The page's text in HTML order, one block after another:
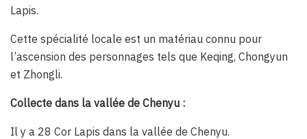
Lapis.
Cette spécialité locale est un matériau connu pour
l’ascension des personnages tels que Keqing, Chongyun
et Zhongli.
Collecte dans la vallée de Chenyu :
Il y a 28 Cor Lapis dans la vallée de Chenyu.